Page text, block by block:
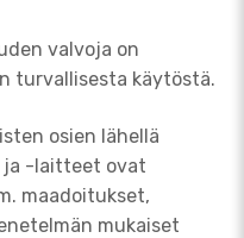
valvoja on
turvallisesta käytöstä.
osien lähellä
-laitteet ovat
maadoitukset,
mukaiset